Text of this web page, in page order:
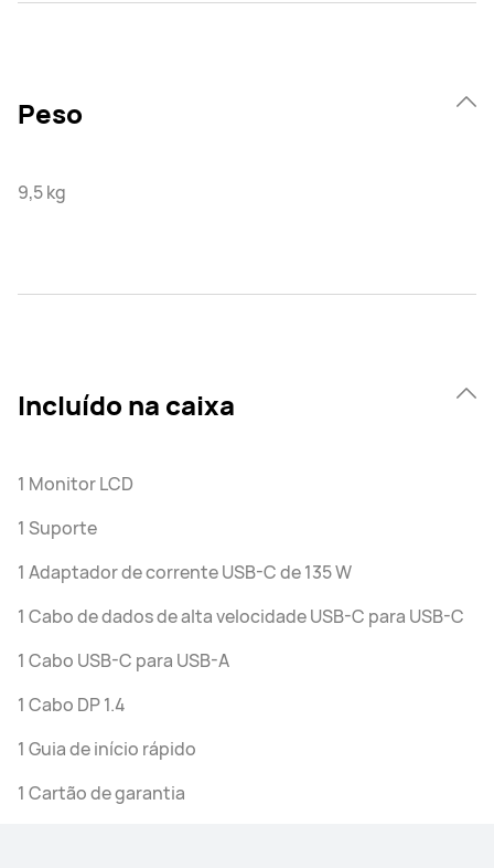
Peso
9,5 kg
Incluído na caixa
1 Monitor LCD
1 Suporte
1 Adaptador de corrente USB-C de 135 W
1 Cabo de dados de alta velocidade USB-C para USB-C
1 Cabo USB-C para USB-A
1 Cabo DP 1.4
1 Guia de início rápido
1 Cartão de garantia